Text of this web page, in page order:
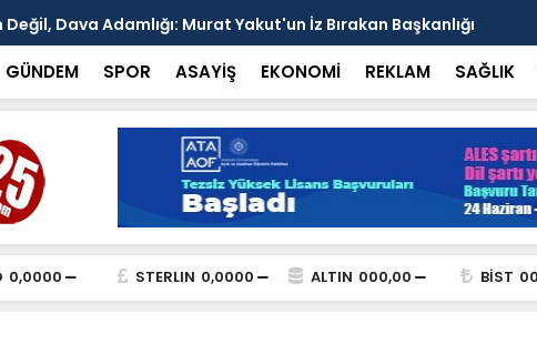
Erzurum Şubesi'nden Enver Paşa'yı Anma Programı ve İttihat
Konferansı
GÜNDEM SPOR ASAYİŞ EKONOMİ REKLAM SAĞLIK
0,0000 STERLIN 0,0000 ALTIN 000,00 BİST